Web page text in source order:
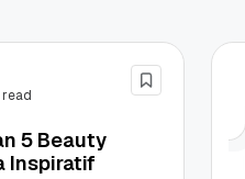
read
5 Beauty
Inspiratif